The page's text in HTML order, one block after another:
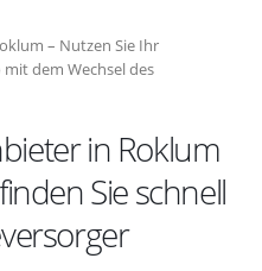
– Nutzen Sie Ihr
dem Wechsel des
in Roklum
Sie schnell